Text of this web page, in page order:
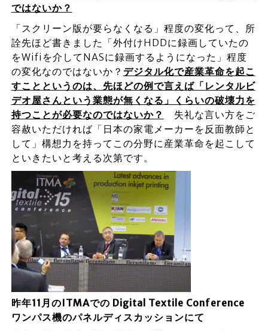
ではないか？
「スクリーン版が要らなくなる」程度の変化って、所
詮先ほど書きました「外付けHDDに録画していたの
をWifiを介してNASに録画するようになった」程度
の変化なのではないか？ デジタル化で産業革命を起こ
すことというのは、先ほどの例で言えば「レンタルビ
デオ屋さんという業態が無くなる」くらいの破壊力を
持つことが必要なのではないか？
失礼な言い方をご
容赦いただければ「日本の家電メーカーを反面教師と
して」構想力を持ってこの分野に産業革命を起こして
といきたいと考える次第です。
昨年11月のITMAでの Digital Textile Conference
ワンパス機のパネルディスカッションにて